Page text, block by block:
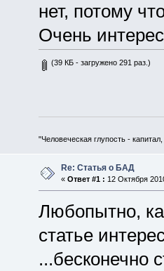
нет, потому
Очень
(39 КБ - загружено 291 раз.)
"Человеческая глупость -
Re: Статья о БАД
« Ответ #1 : 12 Октября
Любопытно,
статье
...бесконечно